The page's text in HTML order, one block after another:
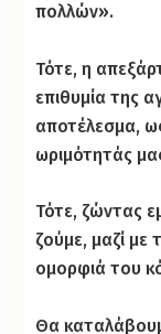
πολλών».
Τότε, η
επιθυμία της
αποτέλεσμα,
ωριμότητάς
Τότε, ζώντας
ζούμε, μαζί
ομορφιά του
Θα